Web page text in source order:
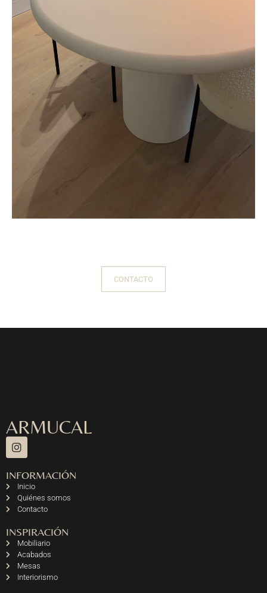
CONTACTO
ARMUCAL
INFORMACIÓN
Inicio
Quiénes somos
Contacto
INSPIRACIÓN
Mobiliario
Acabados
Mesas
Interiorismo